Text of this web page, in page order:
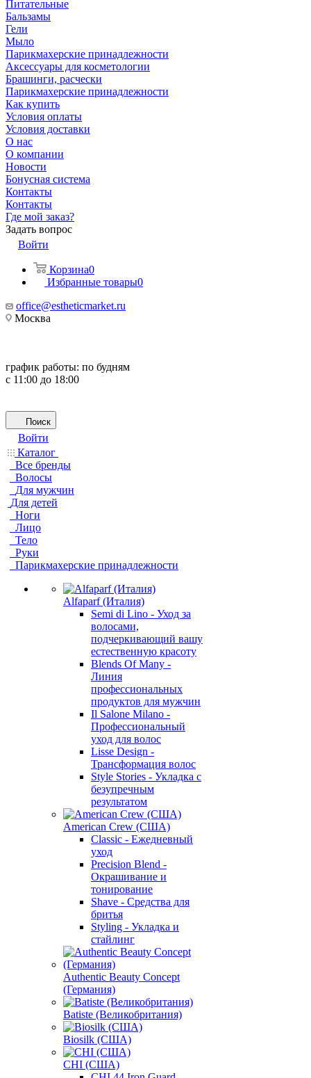
Питательные
Бальзамы
Гели
Мыло
Парикмахерские принадлежности
Аксессуары для косметологии
Брашинги, расчески
Парикмахерские принадлежности
Как купить
Условия оплаты
Условия доставки
О нас
О компании
Новости
Бонусная система
Контакты
Контакты
Где мой заказ?
Задать вопрос
Войти
Корзина0
Избранные товары0
office@estheticmarket.ru
Москва
график работы: по будням
с 11:00 до 18:00
Поиск
Войти
Каталог
Все бренды
Волосы
Для мужчин
Для детей
Ноги
Лицо
Тело
Руки
Парикмахерские принадлежности
Alfaparf (Италия)
Semi di Lino - Уход за
волосами,
подчеркивающий вашу
естественную красоту
Blends Of Many -
Линия
профессиональных
продуктов для мужчин
Il Salone Milano -
Профессиональный
уход для волос
Lisse Design -
Трансформация волос
Style Stories - Укладка с
безупречным
результатом
American Crew (США)
Classic - Ежедневный
уход
Precision Blend -
Окрашивание и
тонирование
Shave - Средства для
бритья
Styling - Укладка и
стайлинг
Authentic Beauty Concept
(Германия)
Batiste (Великобритания)
Biosilk (США)
CHI (США)